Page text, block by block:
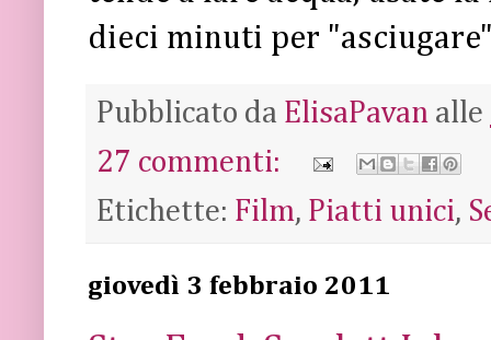
dieci minuti per
Pubblicato da ElisaPavan alle
27 commenti:
Etichette: Film, Piatti unici,
giovedì 3 febbraio 2011